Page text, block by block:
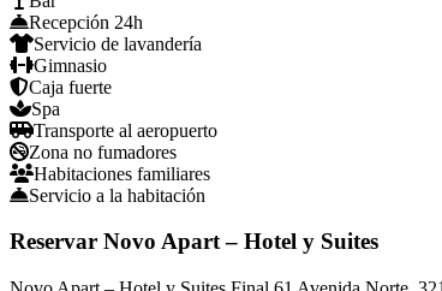
Recepción 24h
Servicio de lavandería
Gimnasio
Caja fuerte
Spa
Transporte al aeropuerto
Zona no fumadores
Habitaciones familiares
Servicio a la habitación
Reservar Novo Apart – Hotel y Suites